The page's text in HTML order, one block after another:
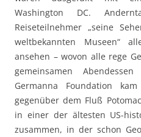
Washington DC.
Reiseteilnehmer „seine
weltbekannten Museen“
ansehen – wovon alle rege
gemeinsamen
Germanna Foundation
gegenüber dem Fluß
in einer der ältesten US-
zusammen, in der schon